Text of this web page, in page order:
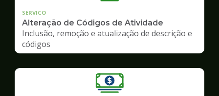
SERVICO
Alteração de Códigos de Atividade
Inclusão, remoção e atualização de descrição e
códigos